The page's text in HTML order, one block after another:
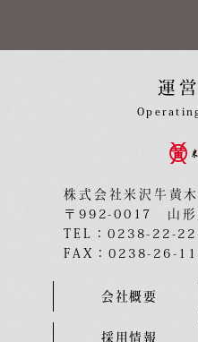
運
株式会社米沢牛黄木
〒992-0017 山形
TEL：0238-22-
FAX：0238-26-
会社概要
採用情報